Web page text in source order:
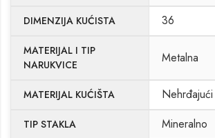
DIMENZIJA KUĆISTA 36
MATERIJAL I TIP
NARUKVICE
Metalna
MATERIJAL KUĆIŠTA
TIP STAKLA Mineralno